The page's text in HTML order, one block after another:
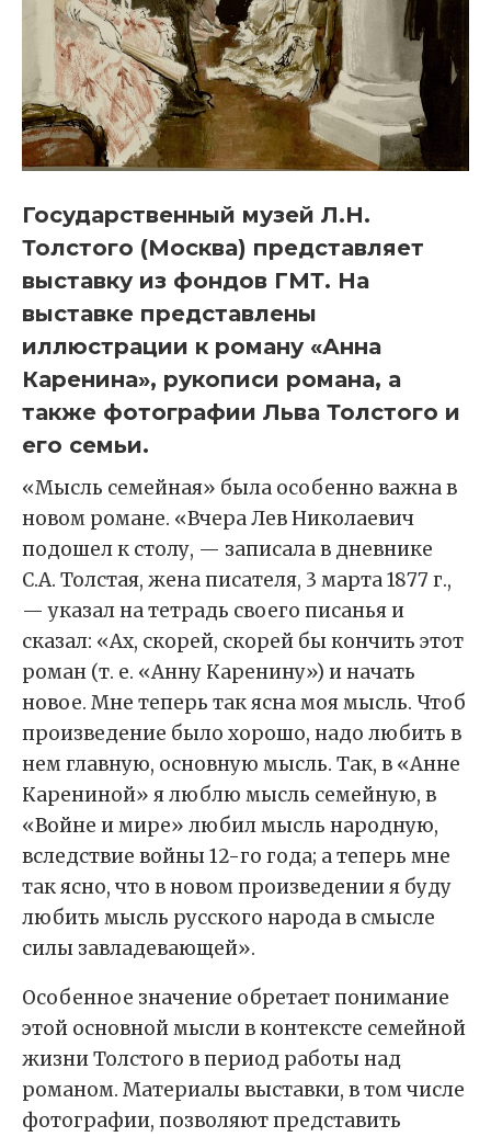
Государственный музей Л.Н.
Толстого (Москва) представляет
выставку из фондов ГМТ. На
выставке представлены
иллюстрации к роману «Анна
Каренина», рукописи романа, а
также фотографии Льва Толстого и
его семьи.
«Мысль семейная» была особенно важна в
новом романе. «Вчера Лев Николаевич
подошел к столу, — записала в дневнике
С.А. Толстая, жена писателя, 3 марта 1877 г.,
— указал на тетрадь своего писанья и
сказал: «Ах, скорей, скорей бы кончить этот
роман (т. е. «Анну Каренину») и начать
новое. Мне теперь так ясна моя мысль. Чтоб
произведение было хорошо, надо любить в
нем главную, основную мысль. Так, в «Анне
Карениной» я люблю мысль семейную, в
«Войне и мире» любил мысль народную,
вследствие войны 12-го года; а теперь мне
так ясно, что в новом произведении я буду
любить мысль русского народа в смысле
силы завладевающей».
Особенное значение обретает понимание
этой основной мысли в контексте семейной
жизни Толстого в период работы над
романом. Материалы выставки, в том числе
фотографии, позволяют представить